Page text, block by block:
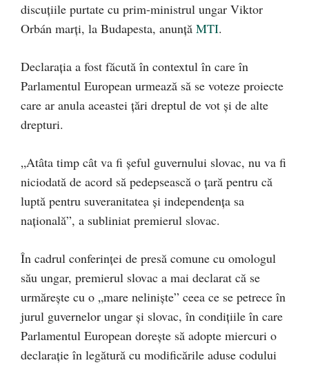
discuţiile purtate cu prim-ministrul ungar Viktor
Orbán marţi, la Budapesta, anunță MTI.
Declarația a fost făcută în contextul în care în
Parlamentul European urmează să se voteze proiecte
care ar anula aceastei ţări dreptul de vot şi de alte
drepturi.
„Atâta timp cât va fi şeful guvernului slovac, nu va fi
niciodată de acord să pedepsească o ţară pentru că
luptă pentru suveranitatea şi independenţa sa
naţională”, a subliniat premierul slovac.
În cadrul conferinţei de presă comune cu omologul
său ungar, premierul slovac a mai declarat că se
urmăreşte cu o „mare nelinişte” ceea ce se petrece în
jurul guvernelor ungar şi slovac, în condiţiile în care
Parlamentul European doreşte să adopte miercuri o
declaraţie în legătură cu modificările aduse codului